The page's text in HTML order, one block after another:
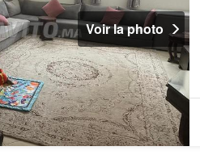
Voir la photo